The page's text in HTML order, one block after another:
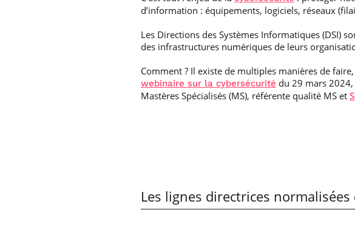
d’information : équipements, logiciels, réseaux
Les Directions des Systèmes Informatiques (DSI)
des infrastructures numériques de leurs
Comment ? Il existe de multiples manières de
webinaire sur la cybersécurité du 29 mars 2024,
Mastères Spécialisés (MS), référente qualité MS et
Les lignes directrices